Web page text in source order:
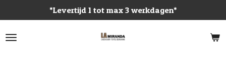
direct
naar
*Levertijd 1 tot max 3 werkdagen*